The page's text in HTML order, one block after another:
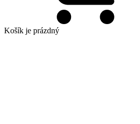
Košík je prázdný